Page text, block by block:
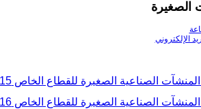
الصغيرة
الإلكتروني
الصناعیة الصغیرة للقطاع الخاص 2015
الصناعیة الصغیرة للقطاع الخاص 2016